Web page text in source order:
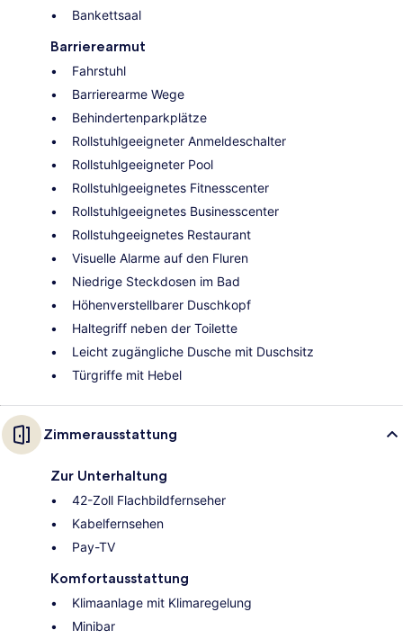
Bankettsaal
Barrierearmut
Fahrstuhl
Barrierearme Wege
Behindertenparkplätze
Rollstuhlgeeigneter Anmeldeschalter
Rollstuhlgeeigneter Pool
Rollstuhlgeeignetes Fitnesscenter
Rollstuhlgeeignetes Businesscenter
Rollstuhgeeignetes Restaurant
Visuelle Alarme auf den Fluren
Niedrige Steckdosen im Bad
Höhenverstellbarer Duschkopf
Haltegriff neben der Toilette
Leicht zugängliche Dusche mit Duschsitz
Türgriffe mit Hebel
Zimmerausstattung
Zur Unterhaltung
42-Zoll Flachbildfernseher
Kabelfernsehen
Pay-TV
Komfortausstattung
Klimaanlage mit Klimaregelung
Minibar